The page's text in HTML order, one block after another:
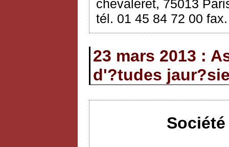
chevaleret, 75013
tél. 01 45 84 72 00
23 mars 2013 :
d'?tudes